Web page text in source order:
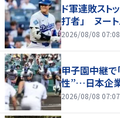
ド軍連敗スト
打者」 ヌー
2026/08/08 07:08
甲子園中継
性”…日本企業
2026/08/08 07:07